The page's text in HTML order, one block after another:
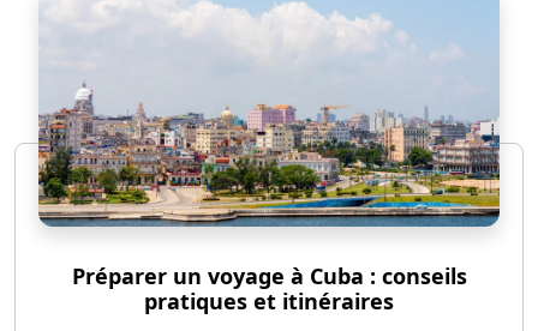
Préparer un voyage à Cuba : conseils
pratiques et itinéraires